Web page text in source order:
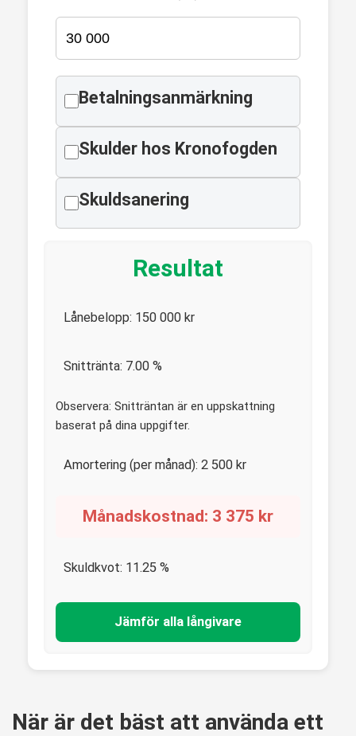
Betalningsanmärkning
Skulder hos Kronofogden
Skuldsanering
Resultat
Lånebelopp: 150 000 kr
Snittränta: 7.00 %
Observera: Snitträntan är en uppskattning
baserat på dina uppgifter.
Amortering (per månad): 2 500 kr
Månadskostnad: 3 375 kr
Skuldkvot: 11.25 %
Jämför alla långivare
När är det bäst att använda ett